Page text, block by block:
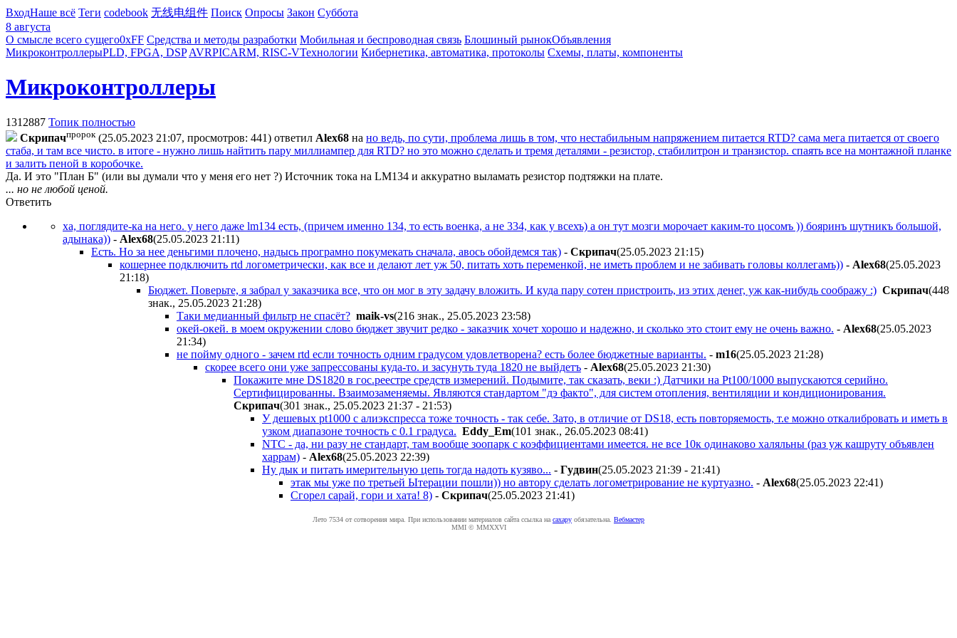
ВходНаше всё Теги codebook 无线电组件 Поиск Опросы Закон Суббота
8 августа
О смысле всего сущего0xFF Средства и методы разработки Мобильная и беспроводная связь Блошиный рынокОбъявления
МикроконтроллерыPLD, FPGA, DSP AVRPICARM, RISC-VТехнологии Кибернетика, автоматика, протоколы Схемы, платы, компоненты
Микроконтроллеры
1312887 Топик полностью
Cкpипaчпророк (25.05.2023 21:07, просмотров: 441) ответил Alex68 на но ведь, по сути, проблема лишь в том, что нестабильным напряжением питается RTD? сама мега питается от своего
стаба, и там все чисто. в итоге - нужно лишь найтить пару миллиампер для RTD? но это можно сделать и тремя деталями - резистор, стабилитрон и транзистор. спаять все на монтажной планке
и залить пеной в коробочке.
Да. И это "План Б" (или вы думали что у меня его нет ?) Источник тока на LM134 и аккуратно выламать резистор подтяжки на плате.
... но не любой ценой.
Ответить
ха, поглядите-ка на него. у него даже lm134 есть, (причем именно 134, то есть военка, а не 334, как у всехъ) а он тут мозги морочает каким-то цосомъ )) бояринъ шутникъ большой,
адынака)) - Alex68(25.05.2023 21:11)
Есть. Но за нее деньгими плочено, надысь програмно покумекать сначала, авось обойдемся так) - Cкpипaч(25.05.2023 21:15)
кошернее подключить rtd логометрически, как все и делают лет уж 50, питать хоть переменкой, не иметь проблем и не забивать головы коллегамъ)) - Alex68(25.05.2023
21:18)
Бюджет. Поверьте, я забрал у заказчика все, что он мог в эту задачу вложить. И куда пару сотен пристроить, из этих денег, уж как-нибудь соображу :) Cкpипaч(448
знак., 25.05.2023 21:28)
Таки медианный фильтр не спасёт? maik-vs(216 знак., 25.05.2023 23:58)
окей-окей. в моем окружении слово бюджет звучит редко - заказчик хочет хорошо и надежно, и сколько это стоит ему не очень важно. - Alex68(25.05.2023
21:34)
не пойму одного - зачем rtd если точность одним градусом удовлетворена? есть более бюджетные варианты. - m16(25.05.2023 21:28)
скорее всего они уже запрессованы куда-то. и засунуть туда 1820 не выйдетъ - Alex68(25.05.2023 21:30)
Покажите мне DS1820 в гос.реестре средств измерений. Подымите, так сказать, веки :) Датчики на Pt100/1000 выпускаются серийно.
Сертифицированны. Взаимозаменяемы. Являются стандартом "дэ факто", для систем отопления, вентиляции и кондиционирования.
Cкpипaч(301 знак., 25.05.2023 21:37 - 21:53)
У дешевых pt1000 с алиэкспресса тоже точность - так себе. Зато, в отличие от DS18, есть повторяемость, т.е можно откалибровать и иметь в
узком диапазоне точность с 0.1 градуса. Eddy_Em(101 знак., 26.05.2023 08:41)
NTC - да, ни разу не стандарт, там вообще зоопарк с коэффициентами имеется. не все 10к одинаково халяльны (раз уж кашруту объявлен
харрам) - Alex68(25.05.2023 22:39)
Ну дык и питать имерительную цепь тогда надоть кузяво... - Гyдвин(25.05.2023 21:39 - 21:41)
этак мы уже по третьей Ытерации пошли)) но автору сделать логометрирование не куртуазно. - Alex68(25.05.2023 22:41)
Сгорел сарай, гори и хата! 8) - Cкpипaч(25.05.2023 21:41)
Лето 7534 от сотворения мира. При использовании материалов сайта ссылка на caxapу обязательна. Вебмастер
MMI © MMXXVI